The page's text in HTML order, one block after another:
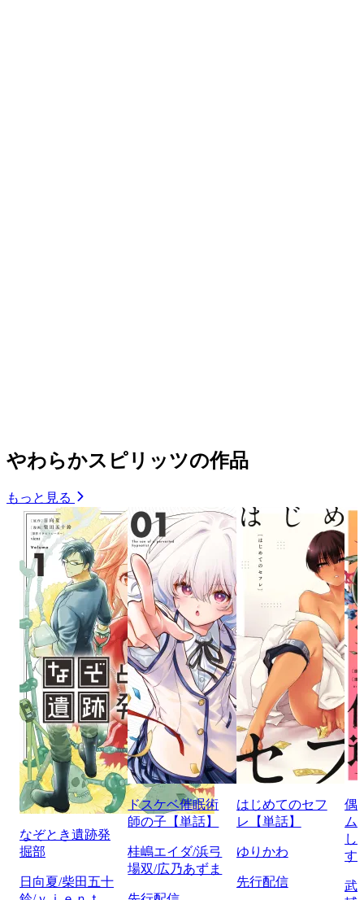
やわらかスピリッツの作品
もっと見る
なぞとき遺跡発
掘部
日向夏/柴田五十
ドスケベ催眠術
師の子【単話】
桂嶋エイダ/浜弓
場双/広乃あずま
はじめてのセフ
レ【単話】
ゆりかわ
先行配信
偶
ム
し
す
武